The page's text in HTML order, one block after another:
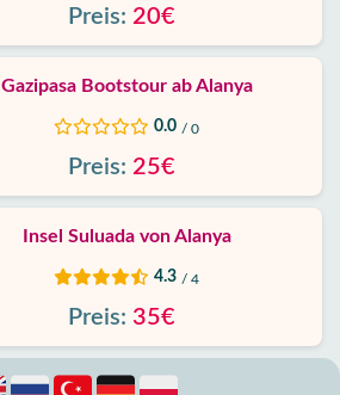
Preis: 20€
Gazipasa Bootstour ab Alanya
0.0 / 0
Preis: 25€
Insel Suluada von Alanya
4.3 / 4
Preis: 35€